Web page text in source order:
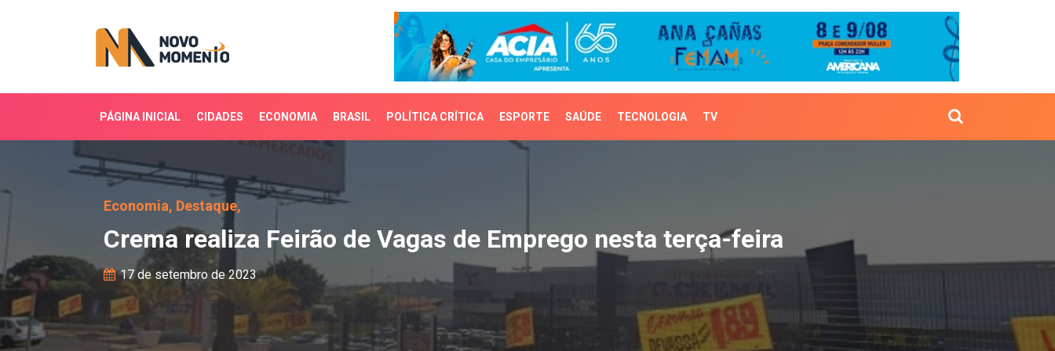
PÁGINA INICIAL CIDADES ECONOMIA BRASIL POLÍTICA CRÍTICA ESPORTE SAÚDE TECNOLOGIA TV
Crema realiza Feirão de Vagas de Emprego nesta terça-feira
Economia, Destaque,
Crema realiza Feirão de Vagas de Emprego nesta terça-feira
17 de setembro de 2023